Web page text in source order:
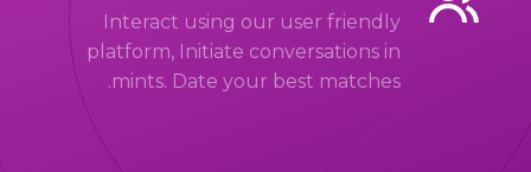
Interact using our user friendly
platform, Initiate conversations in
mints. Date your best matches.